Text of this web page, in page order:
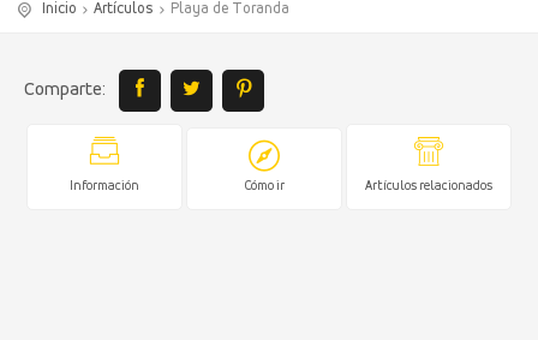
Inicio Artículos Playa de Toranda
Comparte:
Información Cómo ir Artículos relacionados